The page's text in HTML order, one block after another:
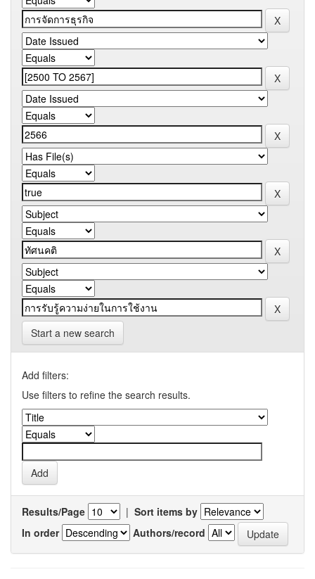
Start a new search
Add filters:
Use filters to refine the search results.
Results/Page | Sort items by
In order
Authors/record